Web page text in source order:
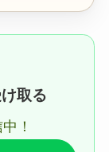
取る
！